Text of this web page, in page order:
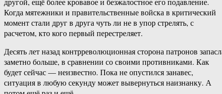
Когда мятежники и правительственные войска в критический
момент стали друг в друга чуть ли не в упор стрелять, с
расчетом, кто кого первый перестреляет.
Десять лет назад контрреволюционная сторона патронов
заметно больше, в сравнении со своими противниками. Как
будет сейчас — неизвестно. Пока не опустился занавес,
ситуация в любую секунду может вывернуться наизнанку. А